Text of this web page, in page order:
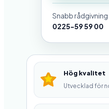
k
a
S
b
,
Snabb
0225-59 59 00
Hög kvalitet
Utvecklad för